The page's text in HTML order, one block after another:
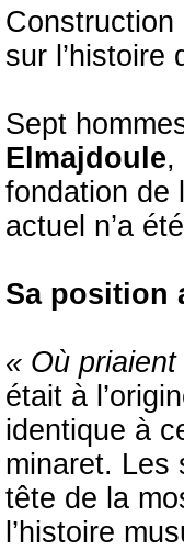
sur l’histoire
Sept
Elmajdoule,
fondation de
actuel n’a
Sa position
« Où
était à
identique à
minaret. Les
tête de la
l’histoire